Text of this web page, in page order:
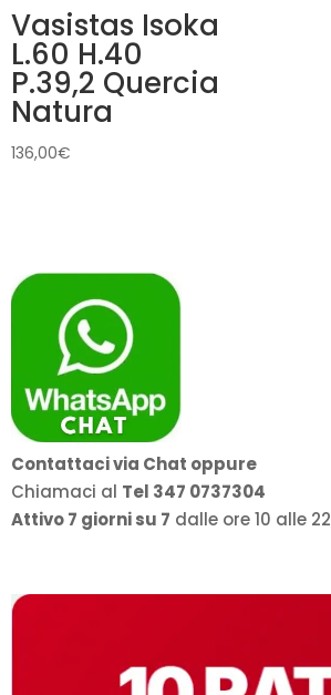
Vasistas Isoka
L.60 H.40
P.39,2 Quercia
Natura
136,00€
Contattaci via Chat oppure
Chiamaci al Tel 347 0737304
Attivo 7 giorni su 7 dalle ore 10 alle 22